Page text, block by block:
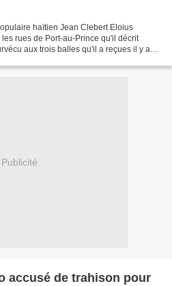
haïtien Jean Clebert Eloius
rues de Port-au-Prince qu'il décrit
aux trois balles qu'il a reçues il y a
Publicité
accusé de trahison pour